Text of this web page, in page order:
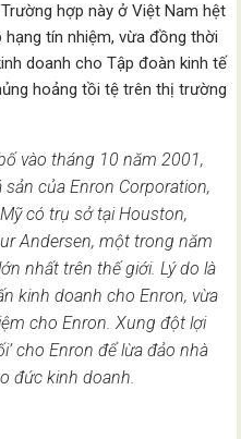
hợp này ở Việt Nam hệt
tín nhiệm, vừa đồng thời
doanh cho Tập đoàn kinh tế
hoảng tồi tệ trên thị trường
vào tháng 10 năm 2001,
của Enron Corporation,
có trụ sở tại Houston,
Andersen, một trong năm
nhất trên thế giới. Lý do là
kinh doanh cho Enron, vừa
cho Enron. Xung đột lợi
cho Enron để lừa đảo nhà
đức kinh doanh.